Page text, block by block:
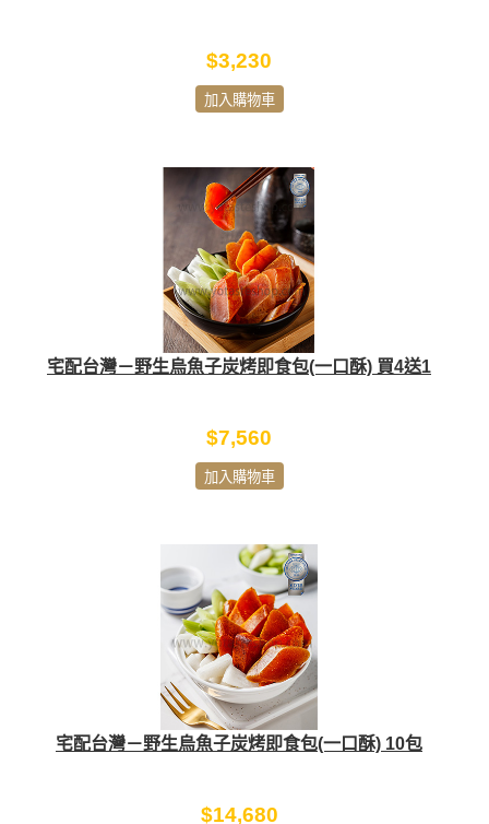
$3,230
加入購物車
宅配台灣－野生烏魚子炭烤即食包(一口酥) 買4送1
$7,560
加入購物車
宅配台灣－野生烏魚子炭烤即食包(一口酥) 10包
$14,680